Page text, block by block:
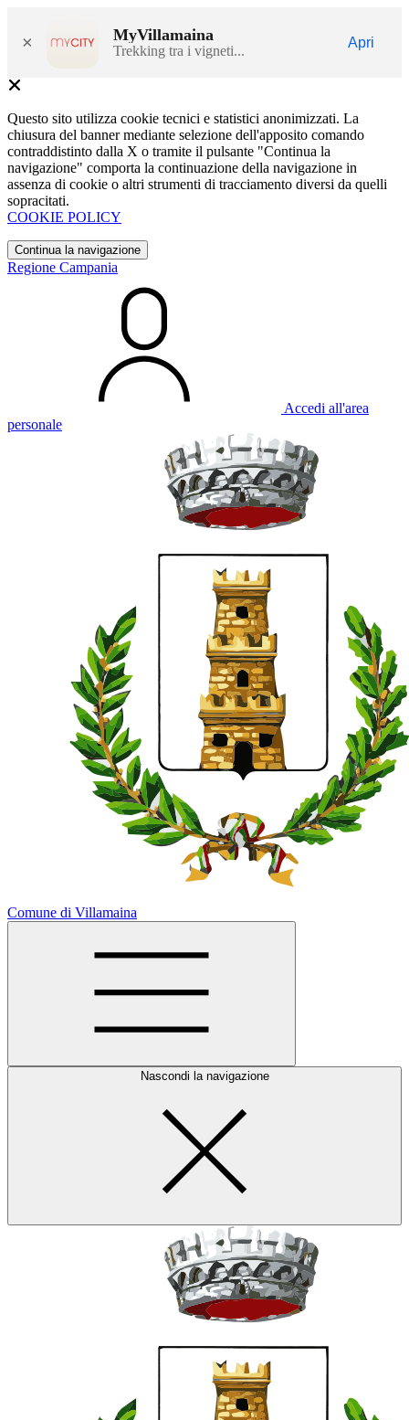
× MyVillamaina
Trekking tra i vigneti...
Apri
Questo sito utilizza cookie tecnici e statistici anonimizzati. La
chiusura del banner mediante selezione dell'apposito comando
contraddistinto dalla X o tramite il pulsante "Continua la
navigazione" comporta la continuazione della navigazione in
assenza di cookie o altri strumenti di tracciamento diversi da quelli
sopracitati.
COOKIE POLICY
Continua la navigazione
Regione Campania
Accedi all'area
personale
Comune di Villamaina
Nascondi la navigazione